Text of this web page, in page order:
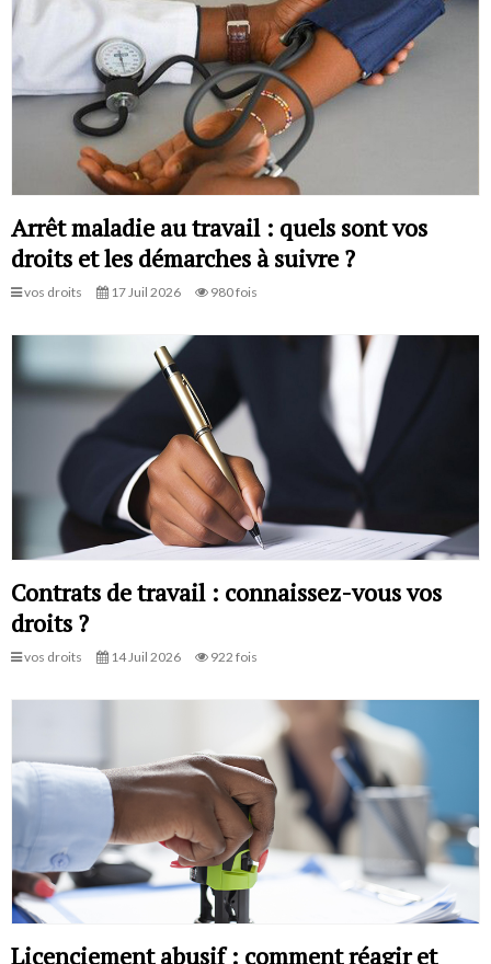
Arrêt maladie au travail : quels sont vos
droits et les démarches à suivre ?
vos droits 17 Juil 2026 980 fois
Contrats de travail : connaissez-vous vos
droits ?
vos droits 14 Juil 2026 922 fois
Licenciement abusif : comment réagir et